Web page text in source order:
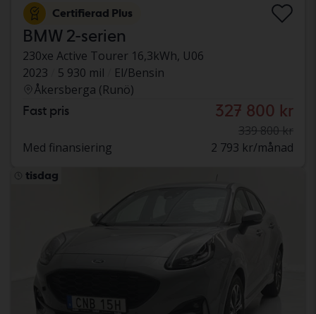
Certifierad Plus
BMW 2-serien
230xe Active Tourer 16,3kWh, U06
2023
5 930 mil
El/Bensin
Åkersberga (Runö)
Fast pris 327 800 kr
339 800 kr
Med finansiering
2 793 kr/månad
tisdag